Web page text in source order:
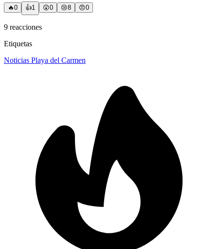
🔥0 👍1 😲0 😢8 😠0
9 reacciones
Etiquetas
Noticias Playa del Carmen